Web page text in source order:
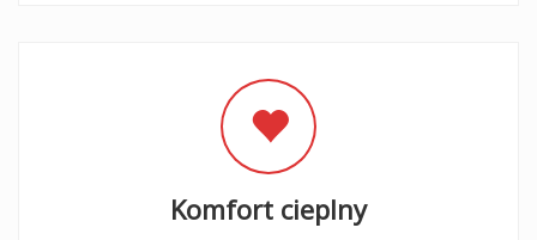
Komfort cieplny